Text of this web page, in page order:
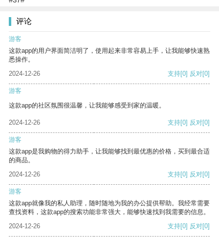
评论
游客
这款app的用户界面简洁明了，使用起来非常容易上手，让我能够快速熟
悉操作。
2024-12-26
支持[0] 反对[0]
游客
这款app的社区氛围很温馨，让我能够感受到家的温暖。
2024-12-26 支持[0] 反对[0]
游客
这款app是我购物的得力助手，让我能够找到最优惠的价格，买到最合适
的商品。
2024-12-26
支持[0] 反对[0]
游客
这款app就像我的私人助理，随时随地为我的办公提供帮助。我经常需要
查找资料，这款app的搜索功能非常强大，能够快速找到我需要的信息。
2024-12-26
支持[0] 反对[0]